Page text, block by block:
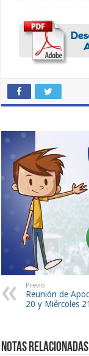
Previo
Reunión de
20 y Miércoles 21
Notas Relacionadas